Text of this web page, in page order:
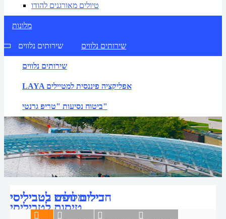
טיולים מאורגנים להודו
מלונות
שירותים נלווים שירותים נלווים
שירותים נלווים
LAYA אפליקציה פיננסית למטיילים
ביטוח נסיעות "טריפ גרנטי"
טיסות לטביליסי
דילים זולים לטביליסי
חבילות נופש לטביליסי
מלונות בטביליסי